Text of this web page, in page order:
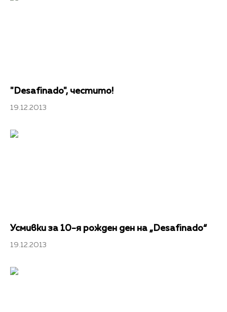
"Desafinado", честито!
19.12.2013
Усмивки за 10-я рожден ден на „Desafinado“
19.12.2013